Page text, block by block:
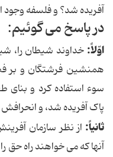
آفریده شد؟ و فلسفه
در پاسخ مى گوئیم:
اوّلاً: خداوند شیطان را،
همنشین فرشتگان و بر
سوء استفاده کرد و بناى
پاک آفریده شد، و
ثانیاً: از نظر سازمان
آنها که مى خواهند راه حق